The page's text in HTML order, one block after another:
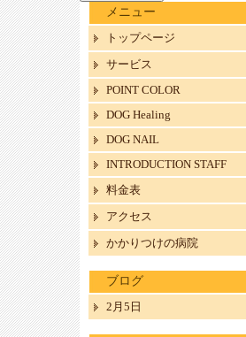
メニュー
トップページ
サービス
POINT COLOR
DOG Healing
DOG NAIL
INTRODUCTION STAFF
料金表
アクセス
かかりつけの病院
ブログ
2月5日